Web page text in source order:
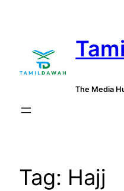
The Media
Tag: Hajj